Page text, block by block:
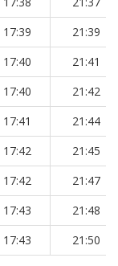
17:39
21:39
17:40
21:41
17:40
21:42
17:41
21:44
17:42
21:45
17:42
21:47
17:43
21:48
17:43 21:50